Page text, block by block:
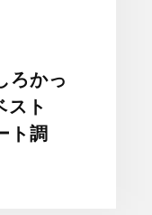
ろかっ
スト
ト調